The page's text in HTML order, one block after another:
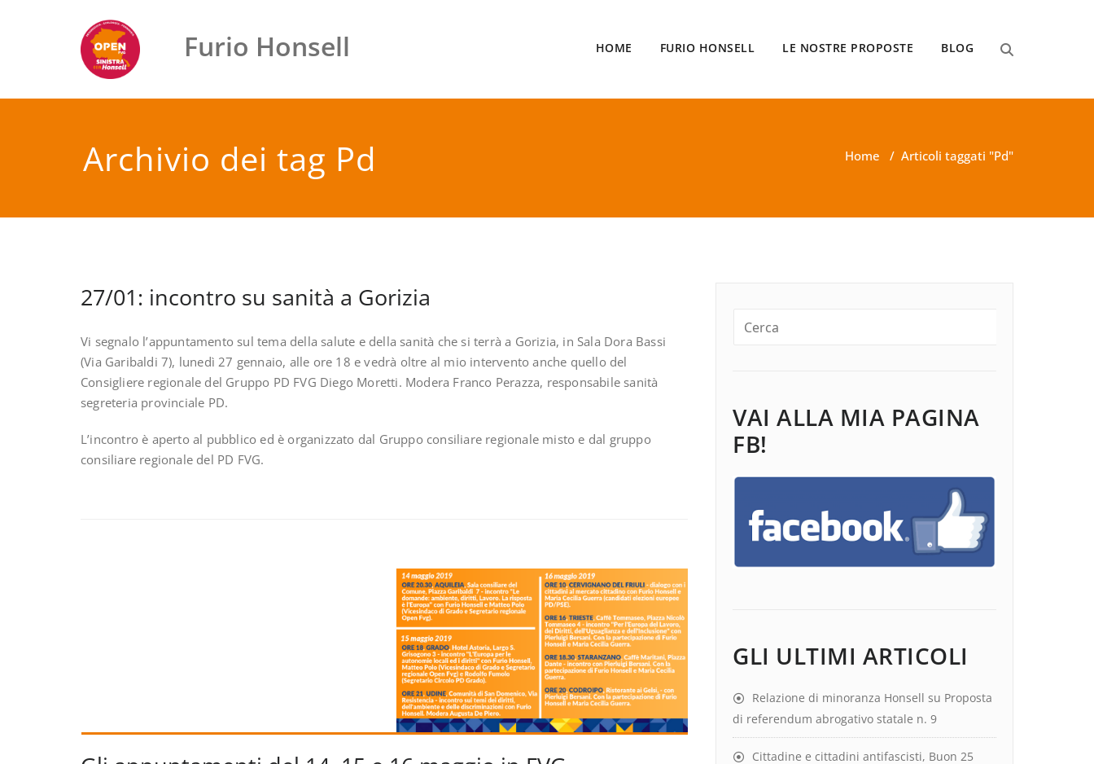
Furio Honsell HOME FURIO HONSELL LE NOSTRE PROPOSTE BLOG
Archivio dei tag Pd Home / Articoli taggati "Pd"
27/01: incontro su sanità a Gorizia
Vi segnalo l’appuntamento sul tema della salute e della sanità che si terrà a Gorizia, in Sala Dora Bassi
(Via Garibaldi 7), lunedì 27 gennaio, alle ore 18 e vedrà oltre al mio intervento anche quello del
Consigliere regionale del Gruppo PD FVG Diego Moretti. Modera Franco Perazza, responsabile sanità
segreteria provinciale PD.
L’incontro è aperto al pubblico ed è organizzato dal Gruppo consiliare regionale misto e dal gruppo
consiliare regionale del PD FVG.
VAI ALLA MIA PAGINA
FB!
GLI ULTIMI ARTICOLI
Relazione di minoranza Honsell su Proposta
di referendum abrogativo statale n. 9
Cittadine e cittadini antifascisti, Buon 25